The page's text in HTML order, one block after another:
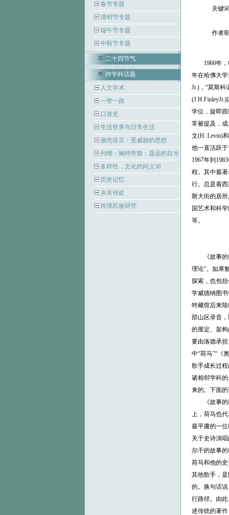
春节专题
清明节专题
端午节专题
中秋节专题
二十四节气
跨学科话题
人文学术
一带一路
口述史
生活世界与日常生活
濒危语言：受威胁的思想
列维－施特劳斯：遥远的目光
多样性，文化的同义词
历史记忆
乡关何处
跨境民族研究
关键
作者
1960年，哈
年在哈佛大
Jr.)，“莫斯
学位，旋即
常被提及，
文(H. Levin)
他一直活跃
1967年到
程。其中最著
行。总是着
斯大街的居
国艺术和科学
等。
《故事的歌
理论”。如果
探索，也包
学威德纳图书
特藏馆后来
部山区录音
的厘定、架
要由洛德承
中“荷马”“《
歌手成长过
诸相邻学科的
来的。下面的
《故事的歌
上，荷马也
最平庸的一
关于史诗演
尔干的故事
荷马和他的
其他歌手，
的。换句话
行路径。由
述传统的著